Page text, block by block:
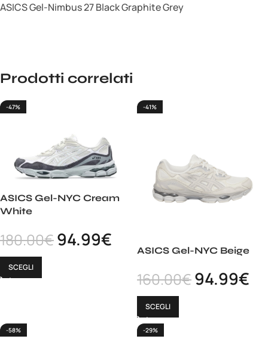
ASICS Gel-Nimbus 27 Black Graphite Grey
Prodotti correlati
-47%
ASICS Gel-NYC Cream
White
180.00€94.99€
SCEGLI
-41%
ASICS Gel-NYC Beige
160.00€94.99€
SCEGLI
-58% -29%